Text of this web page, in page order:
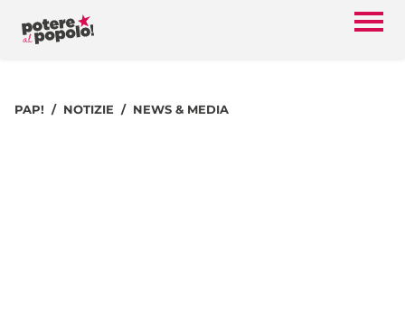
PAP! NOTIZIE NEWS & MEDIA